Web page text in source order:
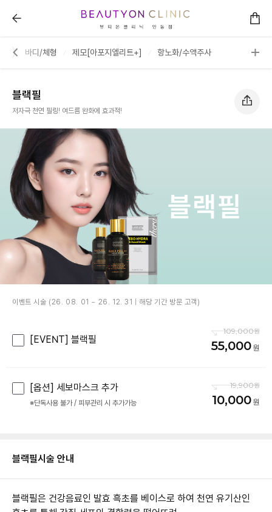
블랙필 :: 뷰티온의원 안동점
바디/체형 제모[아포지엘리트+] 항노화/수액주사
블랙필
저자극 천연 필링! 여드름 완화에 효과적!
블랙필시술 안내
블랙필은 건강음료인 발효 흑초를 베이스로 하여 천연 유기산인
이벤트 시술 (26. 08. 01 ~ 26. 12. 31 | 해당 기간 방문 고객)
[EVENT] 블랙필
109,000
55,000
[옵션] 세보마스크 추가
※단독사용 불가 / 피부관리 시 추가가능
19,900
10,000